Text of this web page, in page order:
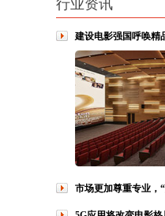
行业资讯
建设电影强国呼唤精
市场更加尊重专业，